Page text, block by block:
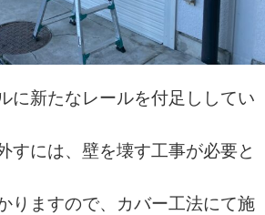
に新たなレールを付足ししてい
すには、壁を壊す工事が必要と
りますので、カバー工法にて施